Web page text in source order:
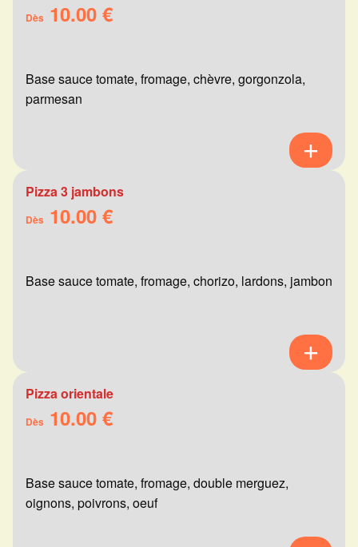
Dès 10.00 €
Base sauce tomate, fromage, chèvre, gorgonzola,
parmesan
Pizza 3 jambons
Dès 10.00 €
Base sauce tomate, fromage, chorizo, lardons, jambon
Pizza orientale
Dès 10.00 €
Base sauce tomate, fromage, double merguez,
oignons, poivrons, oeuf